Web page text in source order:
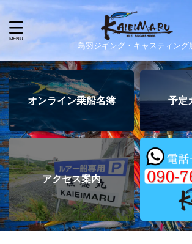
鳥羽ジギング・キャスティング
オンライン乗船名簿 予定
アクセス案内